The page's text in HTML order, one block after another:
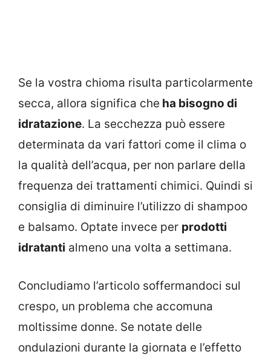
Se la vostra chioma risulta particolarmente
secca, allora significa che ha bisogno di
idratazione. La secchezza può essere
determinata da vari fattori come il clima o
la qualità dell’acqua, per non parlare della
frequenza dei trattamenti chimici. Quindi si
consiglia di diminuire l’utilizzo di shampoo
e balsamo. Optate invece per prodotti
idratanti almeno una volta a settimana.
Concludiamo l’articolo soffermandoci sul
crespo, un problema che accomuna
moltissime donne. Se notate delle
ondulazioni durante la giornata e l’effetto